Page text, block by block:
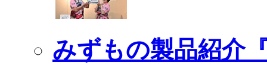
みずもの製品紹介